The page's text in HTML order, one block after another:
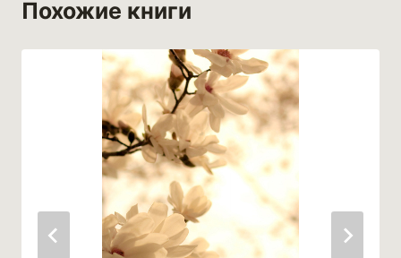
Похожие книги